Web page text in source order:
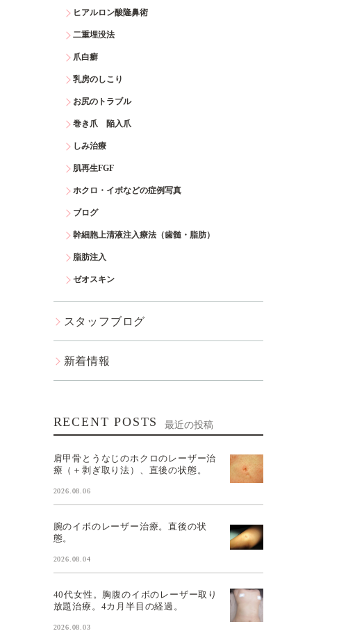
ヒアルロン酸隆鼻術
二重埋没法
爪白癬
乳房のしこり
お尻のトラブル
巻き爪 陥入爪
しみ治療
肌再生FGF
ホクロ・イボなどの症例写真
ブログ
幹細胞上清液注入療法（歯髄・脂肪）
脂肪注入
ゼオスキン
スタッフブログ
新着情報
RECENT POSTS 最近の投稿
肩甲骨とうなじのホクロのレーザー治
療（＋剥ぎ取り法）、直後の状態。
2026.08.06
腕のイボのレーザー治療。直後の状
態。
2026.08.04
40代女性。胸腹のイボのレーザー取り
放題治療。4カ月半目の経過。
2026.08.03